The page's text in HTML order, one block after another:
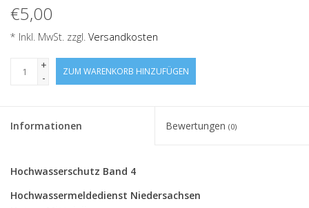
€5,00
* Inkl. MwSt. zzgl. Versandkosten
+
-
ZUM WARENKORB HINZUFÜGEN
Informationen Bewertungen (0)
Hochwasserschutz Band 4
Hochwassermeldedienst Niedersachsen